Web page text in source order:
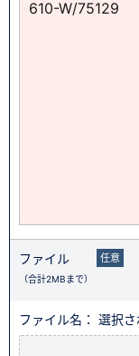
ファイル
（合計2MBまで）
任意
ファイル名： 選択